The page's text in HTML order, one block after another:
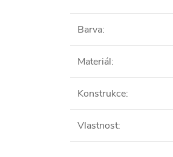
Barva:
Materiál:
Konstrukce:
Vlastnost: